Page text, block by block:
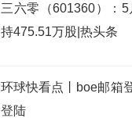
三六零（601360）：
持475.51万股|热头条
环球快看点丨boe邮箱
登陆